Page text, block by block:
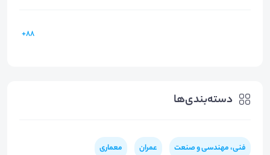
88+
دسته‌بندی‌ها
فنی، مهندسی و صنعت عمران معماری